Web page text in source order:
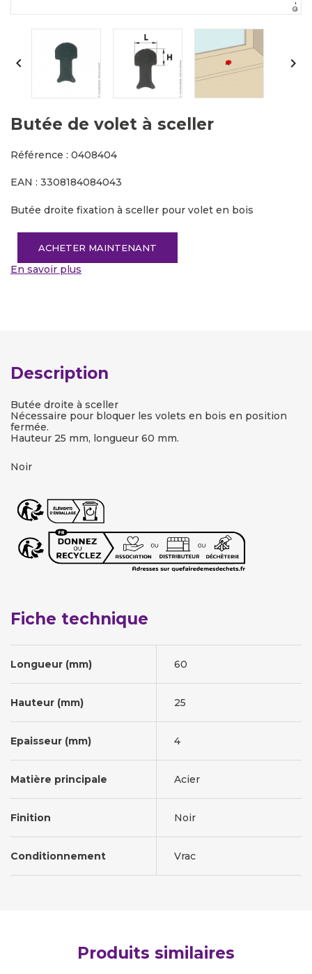
 
Butée de volet à sceller
Référence : 0408404
EAN : 3308184084043
Butée droite fixation à sceller pour volet en bois
ACHETER MAINTENANT
En savoir plus
Description
Butée droite à sceller
Nécessaire pour bloquer les volets en bois en position
fermée.
Hauteur 25 mm, longueur 60 mm.
Noir
Fiche technique
Longueur (mm) 60
Hauteur (mm) 25
Epaisseur (mm) 4
Matière principale Acier
Finition Noir
Conditionnement Vrac
Produits similaires